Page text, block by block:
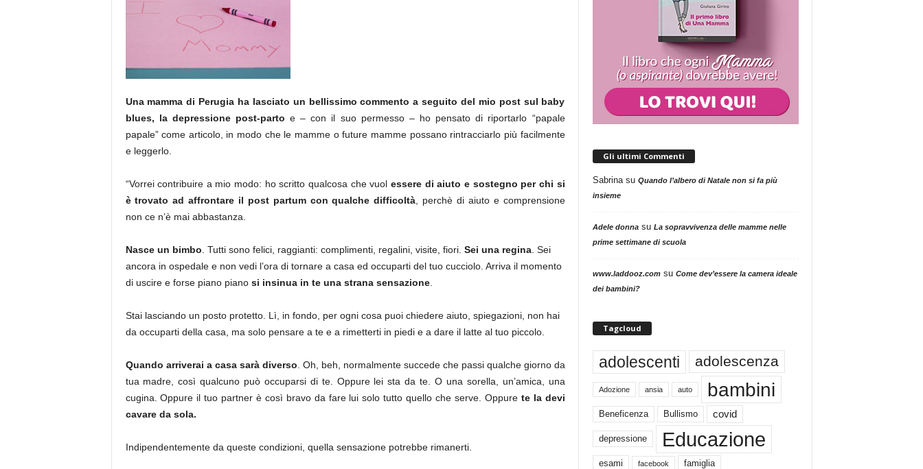
Una mamma di Perugia ha lasciato un bellissimo commento a seguito del mio post sul baby
blues, la depressione post-partoe – con il suo permesso – ho pensato di riportarlo “papale
papale” come articolo, in modo che le mamme o future mamme possano rintracciarlo più facilmente
e leggerlo.
“Vorrei contribuire a mio modo: ho scritto qualcosa che vuol essere di aiuto e sostegno per chi si
è trovato ad affrontare il post partum con qualche difficoltà , perchè di aiuto e comprensione
non ce n’è mai abbastanza.
Nasce un bimbo . Tutti sono felici, raggianti: complimenti, regalini, visite, fiori. Sei una regina. Sei
ancora in ospedale e non vedi l’ora di tornare a casa ed occuparti del tuo cucciolo. Arriva il momento
di uscire e forse piano piano si insinua in te una strana sensazione.
Stai lasciando un posto protetto. Lì, in fondo, per ogni cosa puoi chiedere aiuto, spiegazioni, non hai
da occuparti della casa, ma solo pensare a te e a rimetterti in piedi e a dare il latte al tuo piccolo.
Quando arriverai a casa sarà diverso . Oh, beh, normalmente succede che passi qualche giorno da
tua madre, così qualcuno può occuparsi di te. Oppure lei sta da te. O una sorella, un’amica, una
cugina. Oppure il tuo partner è così bravo da fare lui solo tutto quello che serve. Oppure te la devi
cavare da sola.
Indipendentemente da queste condizioni, quella sensazione potrebbe rimanerti.
Gli ultimi Commenti
Sabrinasu Quando l’albero di Natale non si fa più
insieme
Adele donnasu La sopravvivenza delle mamme nelle
prime settimane di scuola
www.laddooz.comsu Come dev’essere la camera ideale
dei bambini?
Tagcloud
adolescenti adolescenza
Adozione ansia auto bambini
Beneficenza Bullismo covid
depressione Educazione
esami facebook famiglia